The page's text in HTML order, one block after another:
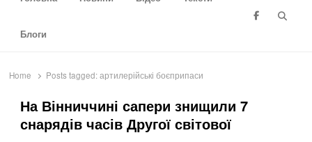
Блоги
Home Posts tagged:артилерійські боєприпаси
На Вінниччині сапери знищили 7
снарядів часів Другої світової